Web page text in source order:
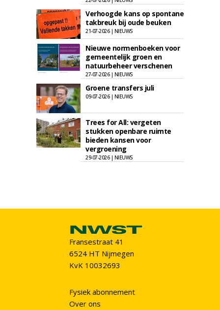
Verhoogde kans op spontane
takbreuk bij oude beuken
21-07-2026 | NIEUWS
Nieuwe normenboeken voor
gemeentelijk groen en
natuurbeheer verschenen
27-07-2026 | NIEUWS
Groene transfers juli
09-07-2026 | NIEUWS
Trees for All: vergeten
stukken openbare ruimte
bieden kansen voor
vergroening
29-07-2026 | NIEUWS
Fransestraat 41
6524 HT Nijmegen
KvK 10032693
Fysiek abonnement
Over ons